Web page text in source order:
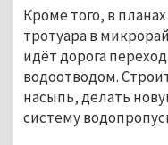
Кроме того, в
тротуара в
идёт дорога
водоотводом.
насыпь, делать
систему